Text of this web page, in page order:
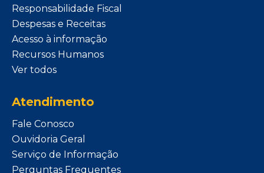
Responsabilidade Fiscal
Despesas e Receitas
Acesso à informação
Recursos Humanos
Ver todos
Atendimento
Fale Conosco
Ouvidoria Geral
Serviço de Informação
Perguntas Frequentes